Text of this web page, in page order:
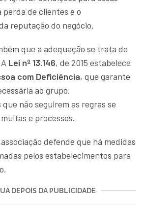
perda de clientes e o
reputação do negócio.
que a adequação se trata de
Lei nº 13.146, de 2015 estabelece
com Deficiência, que garante
ao grupo.
não seguirem as regras se
e processos.
defende que há medidas
pelos estabelecimentos para
DEPOIS DA PUBLICIDADE